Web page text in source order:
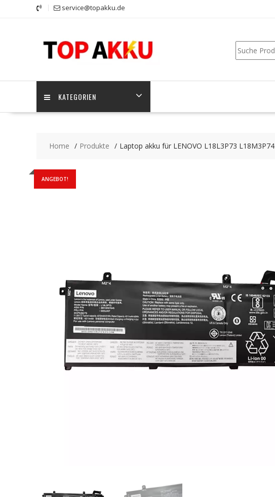
service@topakku.de
Suchen
KATEGORIEN
Home Produkte Laptop akku für LENOVO L18L3P73 L18M3P74
ANGEBOT!